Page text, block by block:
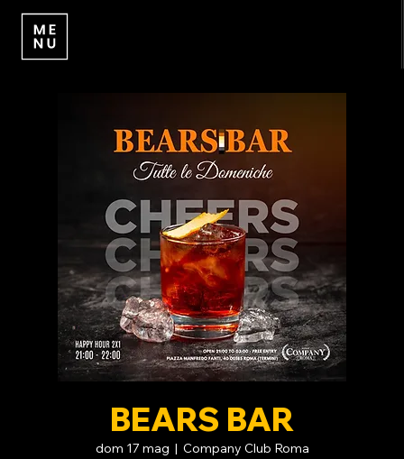
BEARS BAR
dom 17 mag
  |
Company Club Roma